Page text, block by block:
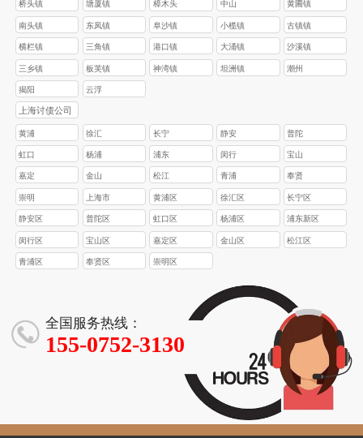
桥头镇 塘厦镇 樟木头 中山 黄圃镇
南头镇 东凤镇 阜沙镇 小榄镇 古镇镇
横栏镇 三角镇 港口镇 大涌镇 沙溪镇
三乡镇 板芙镇 神湾镇 坦洲镇 潮州
揭阳 云浮
上海讨债公司
黄浦 徐汇 长宁 静安 普陀
虹口 杨浦 浦东 闵行 宝山
嘉定 金山 松江 青浦 奉贤
崇明 上海市 黄浦区 徐汇区 长宁区
静安区 普陀区 虹口区 杨浦区 浦东新区
闵行区 宝山区 嘉定区 金山区 松江区
青浦区 奉贤区 崇明区
全国服务热线：
155-0752-3130